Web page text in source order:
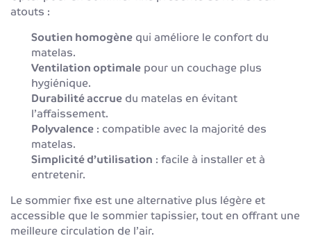
atouts :
Soutien homogène qui améliore le confort du
matelas.
Ventilation optimale pour un couchage plus
hygiénique.
Durabilité accrue du matelas en évitant
l’affaissement.
Polyvalence : compatible avec la majorité des
matelas.
Simplicité d’utilisation : facile à installer et à
entretenir.
Le sommier fixe est une alternative plus légère et
accessible que le sommier tapissier, tout en offrant une
meilleure circulation de l’air.